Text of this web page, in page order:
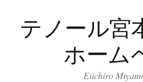
テノール宮
ホーム
Eiichiro